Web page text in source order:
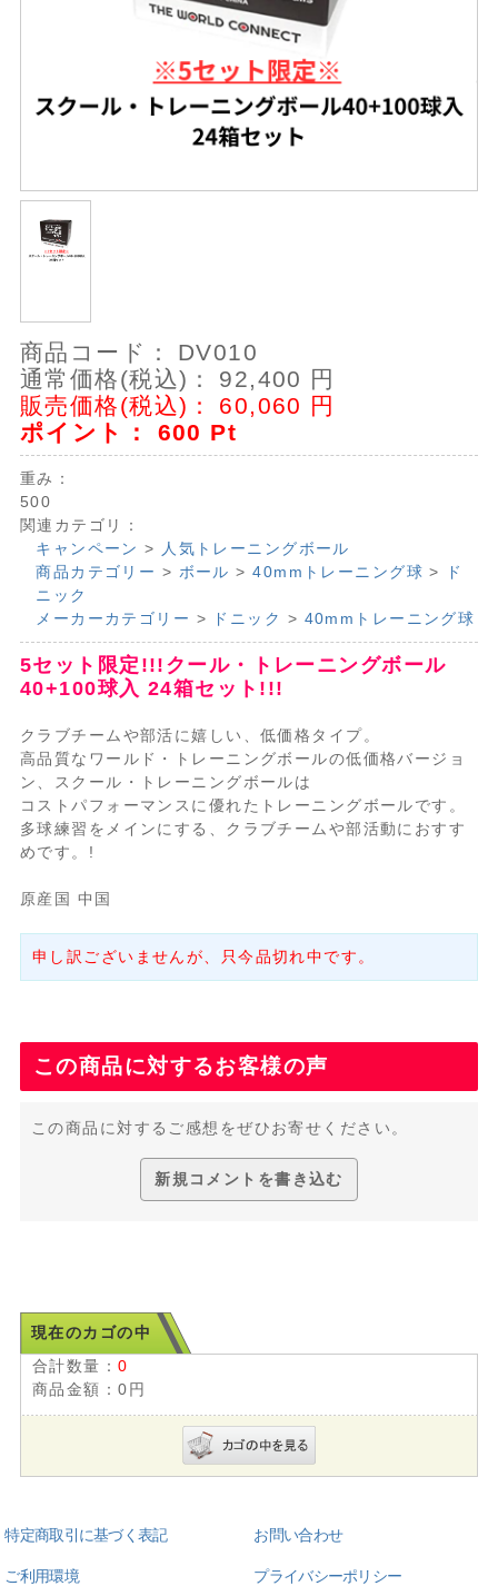
商品コード：
DV010
通常価格(税込)：
92,400 円
販売価格(税込)：
60,060 円
ポイント： 600 Pt
重み：
500
関連カテゴリ：
キャンペーン >
人気トレーニングボール
商品カテゴリー > ボール >40mmトレーニング球 >
ド
ニック
メーカーカテゴリー > ドニック > 40mmトレーニング球
5セット限定!!!クール・トレーニングボール
40+100球入 24箱セット!!!
クラブチームや部活に嬉しい、低価格タイプ。
高品質なワールド・トレーニングボールの低価格バージョ
ン、スクール・トレーニングボールは
コストパフォーマンスに優れたトレーニングボールです。
多球練習をメインにする、クラブチームや部活動におすす
めです。!
原産国 中国
申し訳ございませんが、只今品切れ中です。
この商品に対するお客様の声
この商品に対するご感想をぜひお寄せください。
新規コメントを書き込む
現在のカゴの中
合計数量：0
商品金額：0円
特定商取引に基づく表記 お問い合わせ
ご利用環境 プライバシーポリシー